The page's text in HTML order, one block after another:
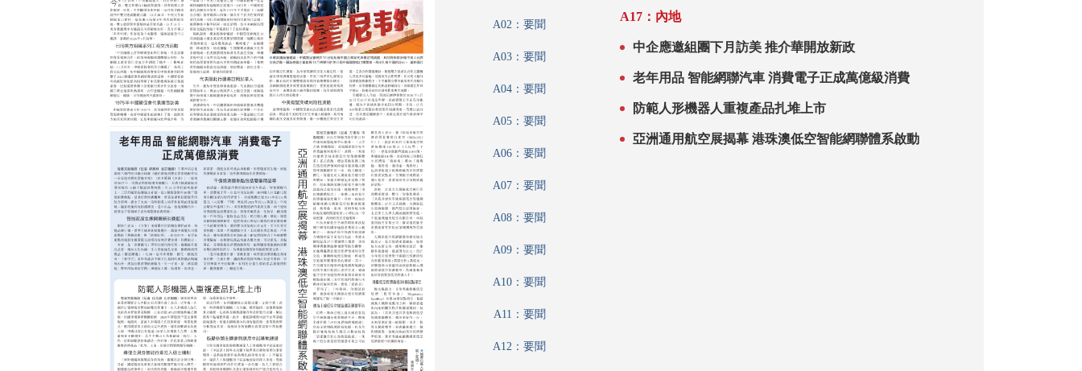
A02：要聞
A03：要聞
A04：要聞
A05：要聞
A06：要聞
A07：要聞
A08：要聞
A09：要聞
A10：要聞
A11：要聞
A12：要聞
A17：內地
中企應邀組團下月訪美 推介華開放新政
老年用品 智能網聯汽車 消費電子正成萬億級消費
防範人形機器人重複產品扎堆上市
亞洲通用航空展揭幕 港珠澳低空智能網聯體系啟動